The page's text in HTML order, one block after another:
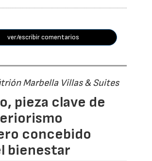
ver/escribir comentarios
Marbella Villas & Suites
pieza clave de
concebido
bienestar